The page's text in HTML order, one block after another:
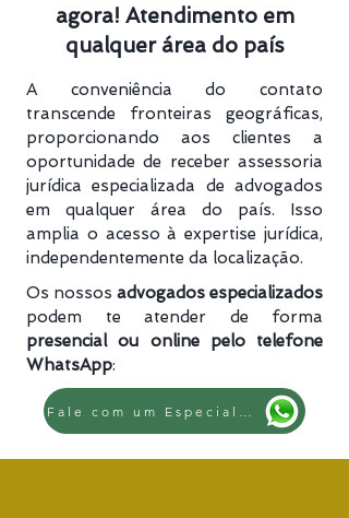
agora! Atendimento em
qualquer área do país
A conveniência do contato
transcende fronteiras geográficas,
proporcionando aos clientes a
oportunidade de receber assessoria
jurídica especializada de advogados
em qualquer área do país. Isso
amplia o acesso à expertise jurídica,
independentemente da localização.
Os nossos advogados especializados
podem te atender de forma
presencial ou online pelo telefone
WhatsApp: